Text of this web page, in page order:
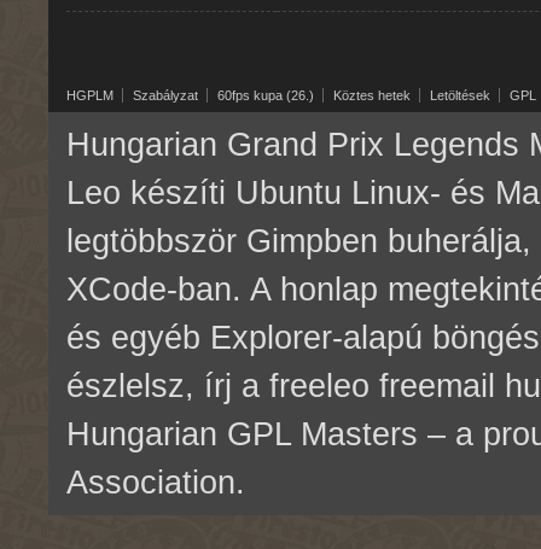
HGPLM Szabályzat 60fps kupa (26.) Köztes hetek Letöltések GPL
Hungarian Grand Prix Legends
Leo készíti Ubuntu Linux- és
legtöbbször Gimpben
XCode-ban. A honlap
és egyéb Explorer-alapú
észlelsz, írj a freeleo freemail
Hungarian GPL Masters – a
Association.